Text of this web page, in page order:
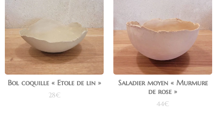
Bol coquille « Etole de lin »
28€
Saladier moyen « Murmure
de rose »
44€